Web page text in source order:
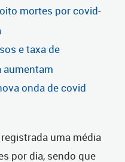
mortes por covid-
e taxa de
aumentam
onda de covid
uma média
por dia, sendo que